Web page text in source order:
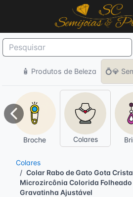
🧴 Produtos de Beleza 💍💎
Broche Colares
Anterior
Colares
Colar Rabo de Gato Gota
Microzircônia Colorida Folheado
Gravatinha Ajustável